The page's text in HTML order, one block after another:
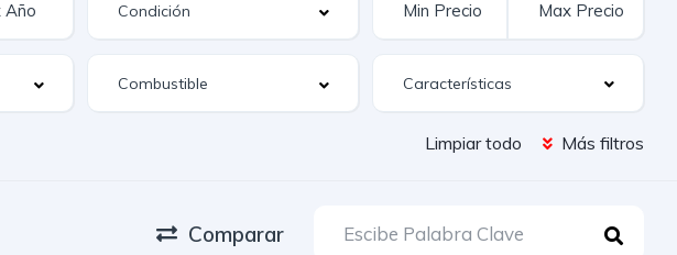
Características
Limpiar todo Más filtros
Comparar